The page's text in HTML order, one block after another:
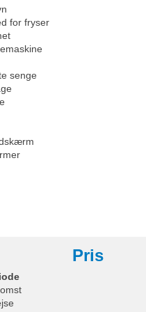
for fryser
senge
Pris